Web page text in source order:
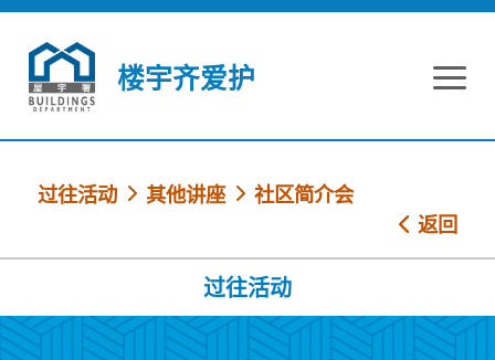
跳到内容
楼宇齐爱护
过往活动 其他讲座
社区简介会
返回
过往活动